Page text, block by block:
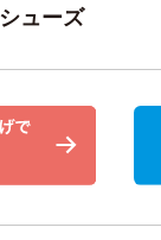
シューズ